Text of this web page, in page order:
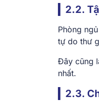
2.2.
Phòng
tự do thư
Đây cũng
nhất.
2.3.